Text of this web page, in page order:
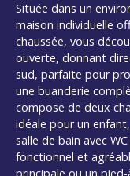
Située dans un
maison individuelle
chaussée, vous
ouverte, donnant
sud, parfaite pour
une buanderie
compose de deux
idéale pour un
salle de bain avec
fonctionnel et